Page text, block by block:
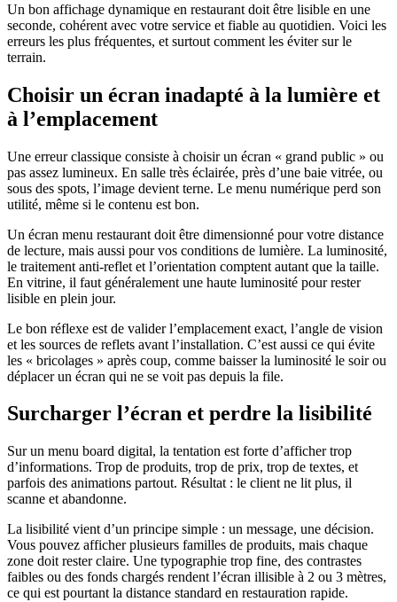
Un bon affichage dynamique en restaurant doit être lisible en une
seconde, cohérent avec votre service et fiable au quotidien. Voici les
erreurs les plus fréquentes, et surtout comment les éviter sur le
terrain.
Choisir un écran inadapté à la lumière et
à l’emplacement
Une erreur classique consiste à choisir un écran « grand public » ou
pas assez lumineux. En salle très éclairée, près d’une baie vitrée, ou
sous des spots, l’image devient terne. Le menu numérique perd son
utilité, même si le contenu est bon.
Un écran menu restaurant doit être dimensionné pour votre distance
de lecture, mais aussi pour vos conditions de lumière. La luminosité,
le traitement anti-reflet et l’orientation comptent autant que la taille.
En vitrine, il faut généralement une haute luminosité pour rester
lisible en plein jour.
Le bon réflexe est de valider l’emplacement exact, l’angle de vision
et les sources de reflets avant l’installation. C’est aussi ce qui évite
les « bricolages » après coup, comme baisser la luminosité le soir ou
déplacer un écran qui ne se voit pas depuis la file.
Surcharger l’écran et perdre la lisibilité
Sur un menu board digital, la tentation est forte d’afficher trop
d’informations. Trop de produits, trop de prix, trop de textes, et
parfois des animations partout. Résultat : le client ne lit plus, il
scanne et abandonne.
La lisibilité vient d’un principe simple : un message, une décision.
Vous pouvez afficher plusieurs familles de produits, mais chaque
zone doit rester claire. Une typographie trop fine, des contrastes
faibles ou des fonds chargés rendent l’écran illisible à 2 ou 3 mètres,
ce qui est pourtant la distance standard en restauration rapide.